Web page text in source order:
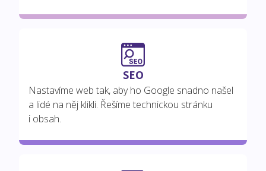
SEO
Nastavíme web tak, aby ho Google snadno našel
a lidé na něj klikli. Řešíme technickou stránku
i obsah.